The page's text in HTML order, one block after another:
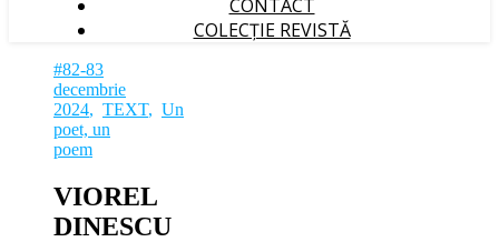
CONTACT
COLECȚIE REVISTĂ
#82-83
decembrie
2024, TEXT, Un
poet, un
poem
VIOREL
DINESCU